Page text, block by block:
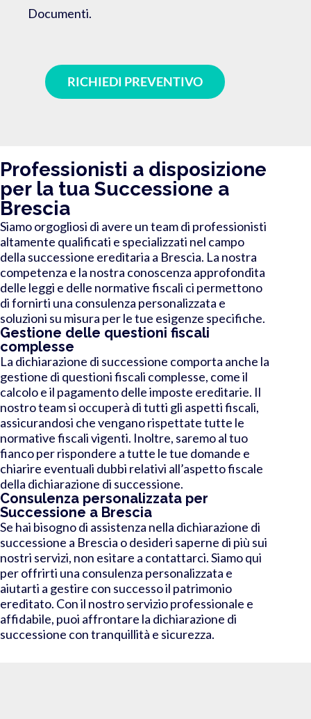
Documenti.
RICHIEDI PREVENTIVO
Professionisti a disposizione
per la tua Successione a
Brescia
Siamo orgogliosi di avere un team di professionisti
altamente qualificati e specializzati nel campo
della successione ereditaria a Brescia. La nostra
competenza e la nostra conoscenza approfondita
delle leggi e delle normative fiscali ci permettono
di fornirti una consulenza personalizzata e
soluzioni su misura per le tue esigenze specifiche.
Gestione delle questioni fiscali
complesse
La dichiarazione di successione comporta anche la
gestione di questioni fiscali complesse, come il
calcolo e il pagamento delle imposte ereditarie. Il
nostro team si occuperà di tutti gli aspetti fiscali,
assicurandosi che vengano rispettate tutte le
normative fiscali vigenti. Inoltre, saremo al tuo
fianco per rispondere a tutte le tue domande e
chiarire eventuali dubbi relativi all’aspetto fiscale
della dichiarazione di successione.
Consulenza personalizzata per
Successione a Brescia
Se hai bisogno di assistenza nella dichiarazione di
successione a Brescia o desideri saperne di più sui
nostri servizi, non esitare a contattarci. Siamo qui
per offrirti una consulenza personalizzata e
aiutarti a gestire con successo il patrimonio
ereditato. Con il nostro servizio professionale e
affidabile, puoi affrontare la dichiarazione di
successione con tranquillità e sicurezza.